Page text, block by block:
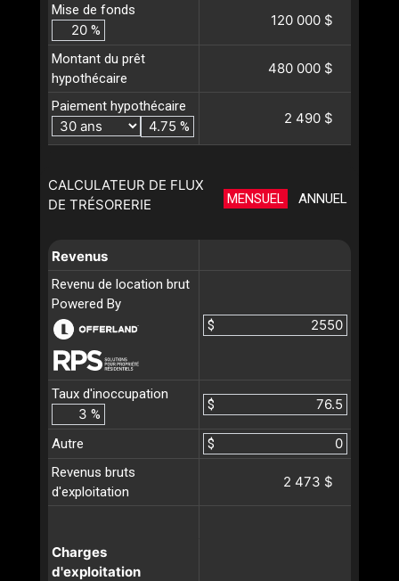
Mise de fonds
%
120 000 $
Montant du prêt
hypothécaire
480 000 $
Paiement hypothécaire
%
2 490 $
CALCULATEUR DE FLUX
DE TRÉSORERIE
MENSUEL ANNUEL
Revenus
Revenu de location brut
Powered By
$
Taux d'inoccupation
%
$
Autre
$
Revenus bruts
d'exploitation
2 473 $
Charges
d'exploitation